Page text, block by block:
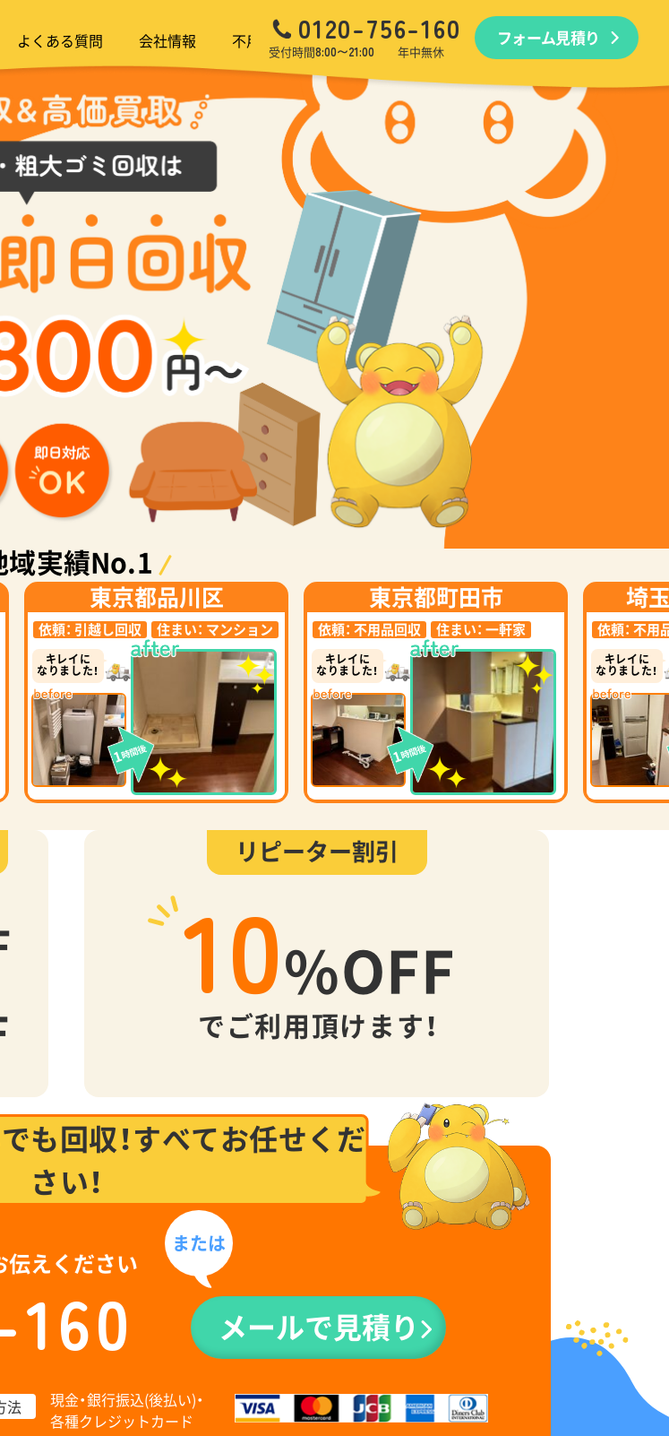
よくある質問 会社情報 不用品回収 生前・遺品整理 引越しゴミ回収 ゴミ屋敷
0120-756-160
受付時間8:00〜21:00 年中無休
フォーム見積り
域実績No.1
東京都品川区
依頼： 引越し回収 住まい： マンション
キレイに
なりました！
1時間後
東京都町田市
依頼： 不用品回収 住まい： 一軒家
キレイに
なりました！
1時間後
埼
依頼： 不用
キレイに
なりました！
リピーター割引
10%OFF
でご利用頂けます！
も回収！すべてお任せくだ
さい！
えください
または
メールで見積り
法
現金・銀行振込(後払い)・
各種クレジットカード